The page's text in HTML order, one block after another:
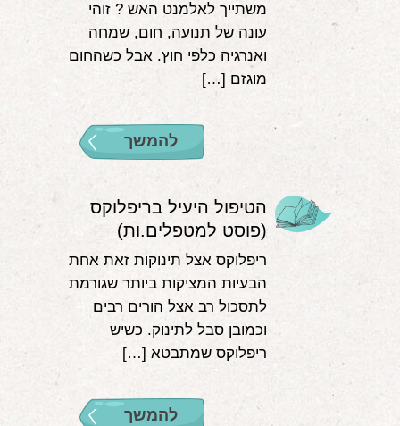
משתייך לאלמנט האש ? זוהי
עונה של תנועה, חום, שמחה
ואנרגיה כלפי חוץ. אבל כשהחום
מוגזם […]
להמשך
הטיפול היעיל בריפלוקס
(פוסט למטפלים.ות)
ריפלוקס אצל תינוקות זאת אחת
הבעיות המציקות ביותר שגורמת
לתסכול רב אצל הורים רבים
וכמובן סבל לתינוק. כשיש
ריפלוקס שמתבטא […]
להמשך